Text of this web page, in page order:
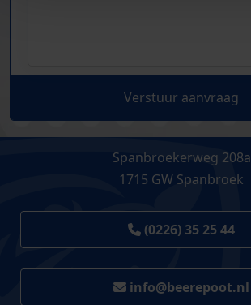
Verstuur aanvraag
Spanbroekerweg 208a
1715 GW Spanbroek
(0226) 35 25 44
info@beerepoot.nl